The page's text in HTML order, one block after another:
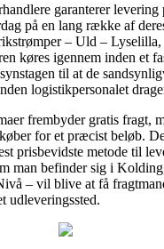
garanterer levering
på en lang række af
– Uld –
køres igennem inden et
til at de
logistikpersonalet
frembyder gratis fragt,
for et præcist beløb.
prisbevidste metode til
man befinder sig i
– vil blive at få
udleveringssted.